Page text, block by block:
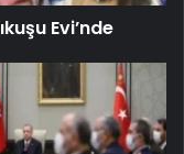
Evi’nde